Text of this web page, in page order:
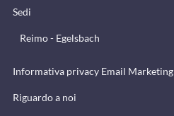
Sedi
Reimo - Egelsbach
Informativa privacy Email Marketing
Riguardo a noi